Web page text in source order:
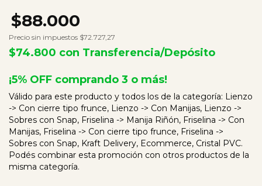
$88.000
Precio sin impuestos $72.727,27
$74.800 con Transferencia/Depósito
¡5% OFF comprando 3 o más!
Válido para este producto y todos los de la categoría: Lienzo
-> Con cierre tipo frunce, Lienzo -> Con Manijas, Lienzo ->
Sobres con Snap, Friselina -> Manija Riñón, Friselina -> Con
Manijas, Friselina -> Con cierre tipo frunce, Friselina ->
Sobres con Snap, Kraft Delivery, Ecommerce, Cristal PVC.
Podés combinar esta promoción con otros productos de la
misma categoría.